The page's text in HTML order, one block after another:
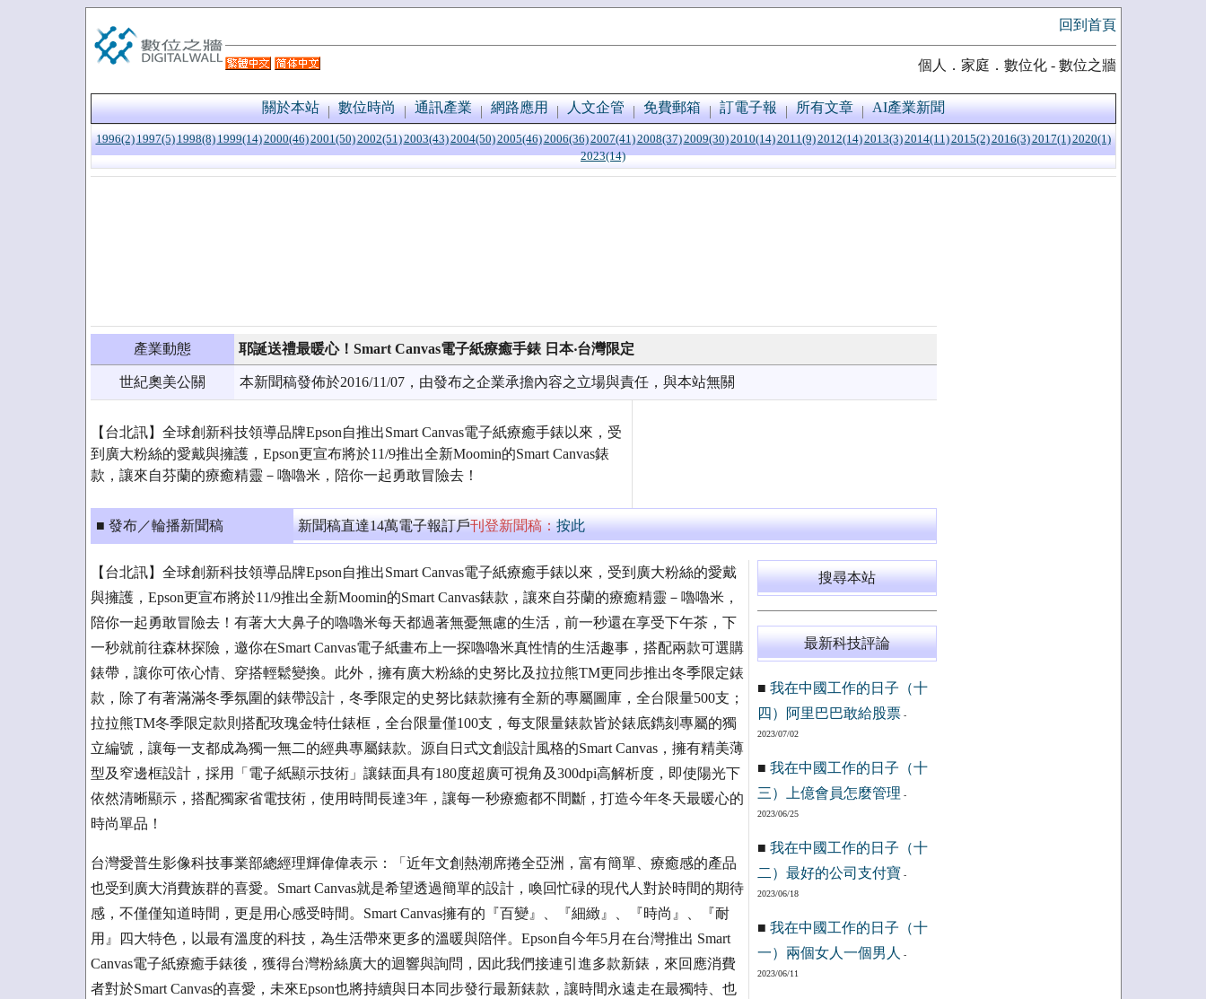
回到首頁
個人．家庭．數位化 - 數位之牆
關於本站 數位時尚 通訊產業 網路應用 人文企管 免費郵箱 訂電子報 所有文章 AI產業新聞
1996(2) 1997(5) 1998(8) 1999(14)2000(46)2001(50)2002(51)2003(43)2004(50)2005(46)2006(36)2007(41)2008(37)2009(30)2010(14)2011(9)2012(14)2013(3)2014(11)2015(2)2016(3)2017(1)2020(1)
2023(14)
產業動態 耶誕送禮最暖心！Smart Canvas電子紙療癒手錶 日本‧台灣限定
世紀奧美公關 本新聞稿發佈於2016/11/07，由發布之企業承擔內容之立場與責任，與本站無關
【台北訊】全球創新科技領導品牌Epson自推出Smart Canvas電子紙療癒手錶以來，受
到廣大粉絲的愛戴與擁護，Epson更宣布將於11/9推出全新Moomin的Smart Canvas錶
款，讓來自芬蘭的療癒精靈－嚕嚕米，陪你一起勇敢冒險去！
■ 發布／輪播新聞稿 新聞稿直達14萬電子報訂戶刊登新聞稿：按此
【台北訊】全球創新科技領導品牌Epson自推出Smart Canvas電子紙療癒手錶以來，受到廣大粉絲的愛戴
與擁護，Epson更宣布將於11/9推出全新Moomin的Smart Canvas錶款，讓來自芬蘭的療癒精靈－嚕嚕米，
陪你一起勇敢冒險去！有著大大鼻子的嚕嚕米每天都過著無憂無慮的生活，前一秒還在享受下午茶，下
一秒就前往森林探險，邀你在Smart Canvas電子紙畫布上一探嚕嚕米真性情的生活趣事，搭配兩款可選購
錶帶，讓你可依心情、穿搭輕鬆變換。此外，擁有廣大粉絲的史努比及拉拉熊TM更同步推出冬季限定錶
款，除了有著滿滿冬季氛圍的錶帶設計，冬季限定的史努比錶款擁有全新的專屬圖庫，全台限量500支；
拉拉熊TM冬季限定款則搭配玫瑰金特仕錶框，全台限量僅100支，每支限量錶款皆於錶底鐫刻專屬的獨
立編號，讓每一支都成為獨一無二的經典專屬錶款。源自日式文創設計風格的Smart Canvas，擁有精美薄
型及窄邊框設計，採用「電子紙顯示技術」讓錶面具有180度超廣可視角及300dpi高解析度，即使陽光下
依然清晰顯示，搭配獨家省電技術，使用時間長達3年，讓每一秒療癒都不間斷，打造今年冬天最暖心的
時尚單品！
台灣愛普生影像科技事業部總經理輝偉偉表示：「近年文創熱潮席捲全亞洲，富有簡單、療癒感的產品
也受到廣大消費族群的喜愛。Smart Canvas就是希望透過簡單的設計，喚回忙碌的現代人對於時間的期待
感，不僅僅知道時間，更是用心感受時間。Smart Canvas擁有的『百變』、『細緻』、『時尚』、『耐
用』四大特色，以最有溫度的科技，為生活帶來更多的溫暖與陪伴。Epson自今年5月在台灣推出 Smart
Canvas電子紙療癒手錶後，獲得台灣粉絲廣大的迴響與詢問，因此我們接連引進多款新錶，來回應消費
者對於Smart Canvas的喜愛，未來Epson也將持續與日本同步發行最新錶款，讓時間永遠走在最獨特、也
搜尋本站
最新科技評論
■ 我在中國工作的日子（十
四）阿里巴巴敢給股票-
2023/07/02
■ 我在中國工作的日子（十
三）上億會員怎麼管理 -
2023/06/25
■ 我在中國工作的日子（十
二）最好的公司支付寶 -
2023/06/18
■ 我在中國工作的日子（十
一）兩個女人一個男人
-
2023/06/11